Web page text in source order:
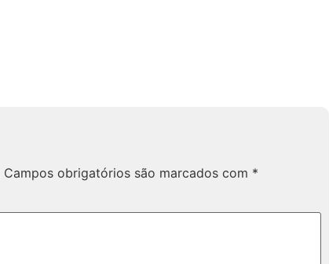
Campos obrigatórios são marcados com *